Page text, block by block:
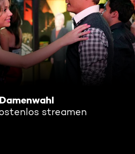
Damenwahl
streamen